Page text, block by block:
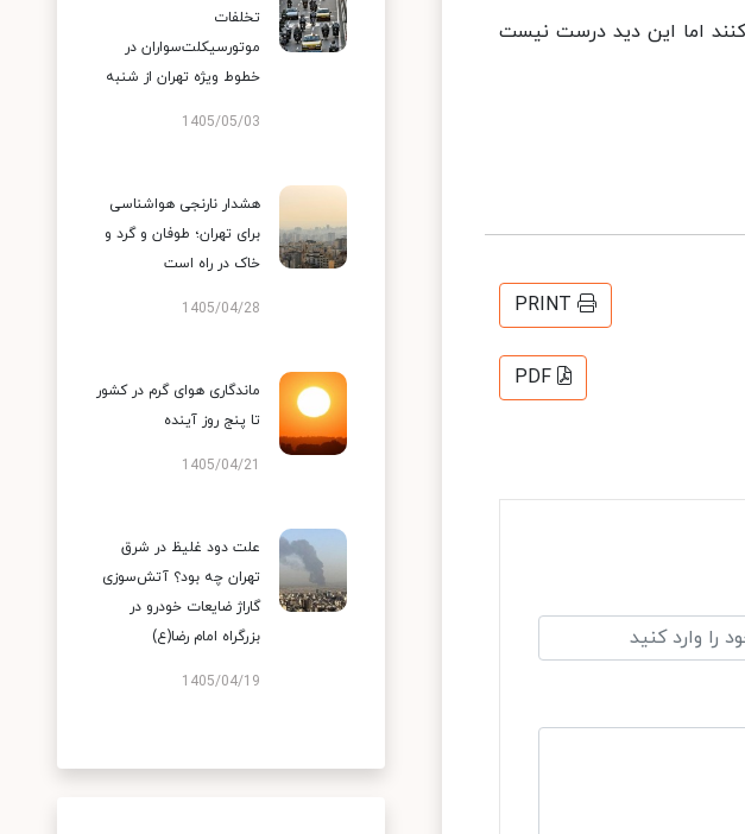
اما این دید درست نیست
PRINT
PDF
تخلفات
موتورسیکلت‌سواران در
خطوط ویژه تهران از شنبه
1405/05/03
هشدار نارنجی هواشناسی
برای تهران؛ طوفان و گرد و
خاک در راه است
1405/04/28
ماندگاری هوای گرم در کشور
تا پنج روز آینده
1405/04/21
علت دود غلیظ در شرق
تهران چه بود؟ آتش‌سوزی
گاراژ ضایعات خودرو در
بزرگراه امام رضا(ع)
1405/04/19